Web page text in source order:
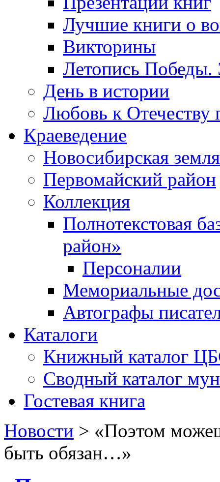
Лучшие книги о
Викторины
Летопись Победы.
День в истории
Любовь к Отечеству
Краеведение
Новосибирская земля
Первомайский район
Коллекция
Полнотекстовая
район»
Персоналии
Мемориальные
Автографы
Каталоги
Книжный каталог
Сводный каталог
Гостевая книга
Новости > «Поэтом
быть обязан…»